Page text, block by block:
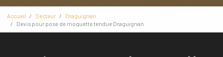
Accueil Secteur
Draguignan
Devis pour pose de moquette tendue Draguignan